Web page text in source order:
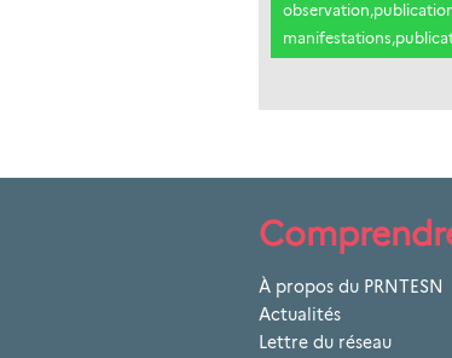
À propos du PRNTESN
Actualités
Lettre du réseau